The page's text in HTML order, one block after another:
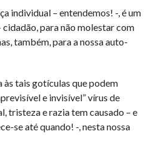
individual – entendemos! -, é um
para não molestar com
também, para a nossa auto-
tais gotículas que podem
e invisível” vírus de
tristeza e razia tem causado – e
se até quando! -, nesta nossa